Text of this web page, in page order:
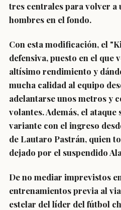
tres centrales para volver a
hombres en el fondo.
Con esta modificación, el
defensiva, puesto en el que
altísimo rendimiento y
mucha calidad al equipo
adelantarse unos metros y
volantes. Además, el
variante con el ingreso
de Lautaro Pastrán, quien
dejado por el suspendido
De no mediar imprevistos
entrenamientos previa al
estelar del líder del fútbol